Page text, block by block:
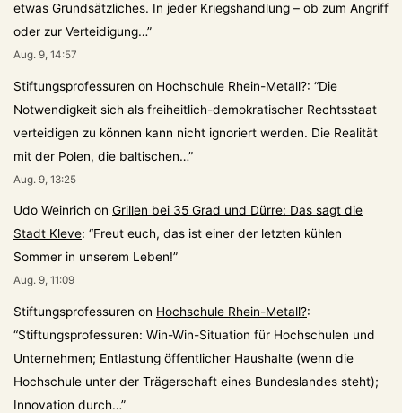
etwas Grundsätzliches. In jeder Kriegshandlung – ob zum Angriff
oder zur Verteidigung…”
Aug. 9, 14:57
Stiftungsprofessuren on Hochschule Rhein-Metall?: “Die
Notwendigkeit sich als freiheitlich-demokratischer Rechtsstaat
verteidigen zu können kann nicht ignoriert werden. Die Realität
mit der Polen, die baltischen…”
Aug. 9, 13:25
Udo Weinrich on Grillen bei 35 Grad und Dürre: Das sagt die
Stadt Kleve: “Freut euch, das ist einer der letzten kühlen
Sommer in unserem Leben!”
Aug. 9, 11:09
Stiftungsprofessuren on Hochschule Rhein-Metall?:
“Stiftungsprofessuren: Win-Win-Situation für Hochschulen und
Unternehmen; Entlastung öffentlicher Haushalte (wenn die
Hochschule unter der Trägerschaft eines Bundeslandes steht);
Innovation durch…”